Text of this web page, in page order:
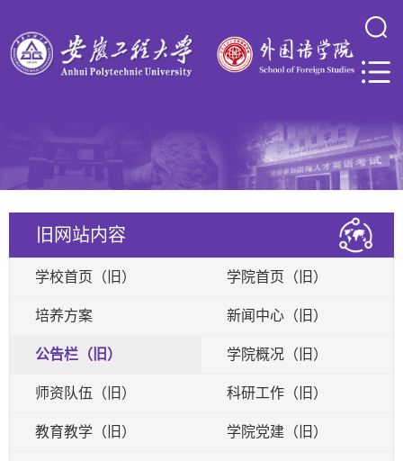
旧网站内容
学校首页（旧） 学院首页（旧）
培养方案 新闻中心（旧）
公告栏（旧） 学院概况（旧）
师资队伍（旧） 科研工作（旧）
教育教学（旧） 学院党建（旧）